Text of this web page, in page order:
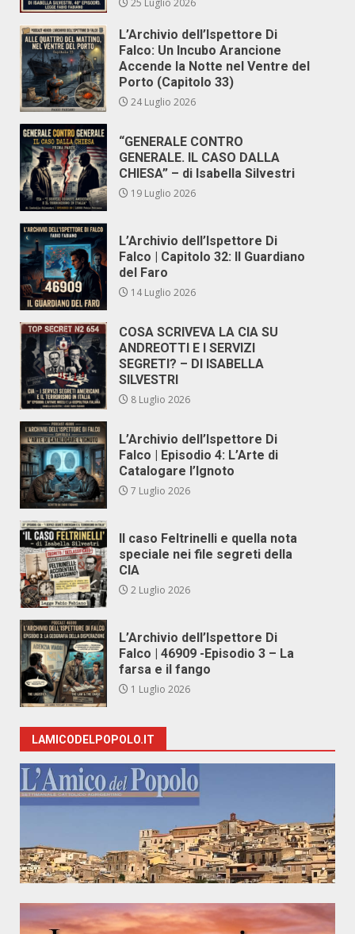
25 Luglio 2026
L’Archivio dell’Ispettore Di
Falco: Un Incubo Arancione
Accende la Notte nel Ventre del
Porto (Capitolo 33)
24 Luglio 2026
“GENERALE CONTRO
GENERALE. IL CASO DALLA
CHIESA” – di Isabella Silvestri
19 Luglio 2026
L’Archivio dell’Ispettore Di
Falco | Capitolo 32: Il Guardiano
del Faro
14 Luglio 2026
COSA SCRIVEVA LA CIA SU
ANDREOTTI E I SERVIZI
SEGRETI? – DI ISABELLA
SILVESTRI
8 Luglio 2026
L’Archivio dell’Ispettore Di
Falco | Episodio 4: L’Arte di
Catalogare l’Ignoto
7 Luglio 2026
Il caso Feltrinelli e quella nota
speciale nei file segreti della
CIA
2 Luglio 2026
L’Archivio dell’Ispettore Di
Falco | 46909 -Episodio 3 – La
farsa e il fango
1 Luglio 2026
LAMICODELPOPOLO.IT